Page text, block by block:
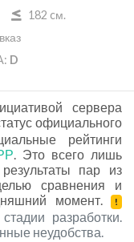
182 cм.
D
сервера
официального
рейтинги
. Это всего лишь
пар из
сравнения и
момент. !
разработки.
неудобства.